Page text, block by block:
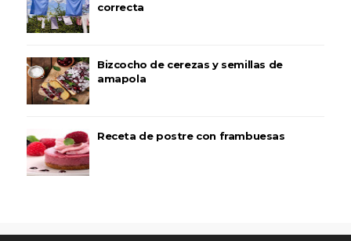
correcta
Bizcocho de cerezas y semillas de
amapola
Receta de postre con frambuesas